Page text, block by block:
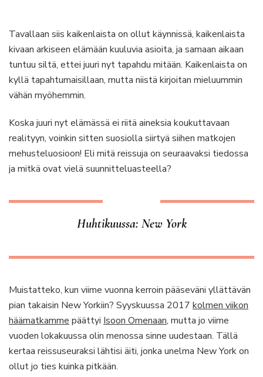
Tavallaan siis kaikenlaista on ollut käynnissä, kaikenlaista
kivaan arkiseen elämään kuuluvia asioita, ja samaan aikaan
tuntuu siltä, ettei juuri nyt tapahdu mitään. Kaikenlaista on
kyllä tapahtumaisillaan, mutta niistä kirjoitan mieluummin
vähän myöhemmin.
Koska juuri nyt elämässä ei riitä aineksia koukuttavaan
realityyn, voinkin sitten suosiolla siirtyä siihen matkojen
mehusteluosioon! Eli mitä reissuja on seuraavaksi tiedossa
ja mitkä ovat vielä suunnitteluasteella?
Huhtikuussa: New York
Muistatteko, kun viime vuonna kerroin pääseväni yllättävän
pian takaisin New Yorkiin? Syyskuussa 2017 kolmen viikon
häämatkamme päättyi Isoon Omenaan, mutta jo viime
vuoden lokakuussa olin menossa sinne uudestaan. Tällä
kertaa reissuseuraksi lähtisi äiti, jonka unelma New York on
ollut jo ties kuinka pitkään.